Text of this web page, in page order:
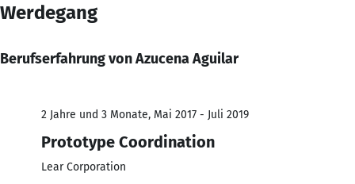
Werdegang
Berufserfahrung von Azucena Aguilar
2 Jahre und 3 Monate, Mai 2017 - Juli 2019
Prototype Coordination
Lear Corporation